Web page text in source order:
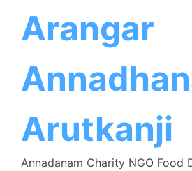
Arangar
Arutkanji
Annadanam Charity NGO Food